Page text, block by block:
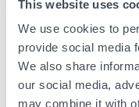
This website uses
We use cookies to
provide social media
We also share
our social media,
may combine it with
Modell:VL-50S-B
Kodnummer:318-226
Tillverkningsår:2021
Serienummer
Upplösning:
0,01 µm